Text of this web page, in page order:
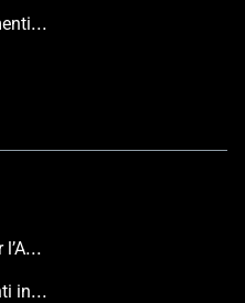
Trova il tuo Maestro Serramentista Domal
Domal sostiene il Fondo per l’Ambiente Italiano anche per le Giornate FAI di Primavera 2024
Manutenzione dei serramenti in alluminio